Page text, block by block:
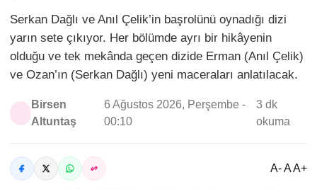
Serkan Dağlı ve Anıl Çelik’in başrolünü oynadığı dizi
yarın sete çıkıyor. Her bölümde ayrı bir hikâyenin
olduğu ve tek mekânda geçen dizide Erman (Anıl Çelik)
ve Ozan’ın (Serkan Dağlı) yeni maceraları anlatılacak.
Birsen
Altuntaş
6 Ağustos 2026, Perşembe -
00:10
3 dk
okuma
A- A A+